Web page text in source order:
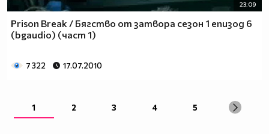
23:09
Prison Break / Бягство от затвора сезон 1 епизод 6
(bgaudio) (част 1)
7 322 17.07.2010
1 2 3 4 5